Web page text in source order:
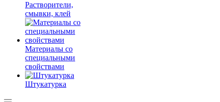
Растворители,
смывки, клей
Материалы со
специальными
свойствами
Штукатурка